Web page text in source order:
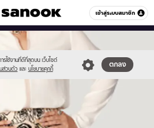
เข้าสู่ระบบสมาชิก
หมวดอื่นๆ
รใช้งานที่ดีที่สุดบน เว็บไซต์
นส่วนตัว และ นโยบายคุกกี้
ตกลง
logo- 630573-